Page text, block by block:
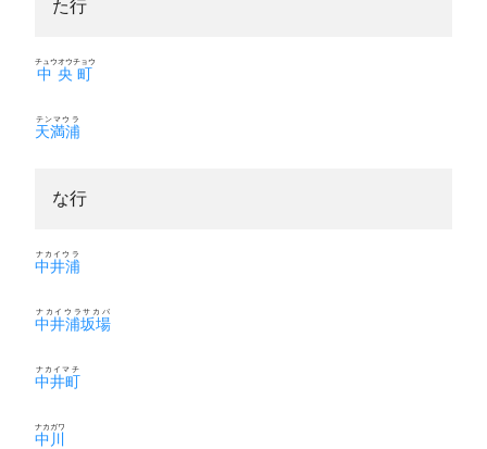
た行
中央町
チュウオウチョウ
天満浦
テンマウラ
な行
中井浦
ナカイウラ
中井浦坂場
ナカイウラサカバ
中井町
ナカイマチ
中川
ナカガワ